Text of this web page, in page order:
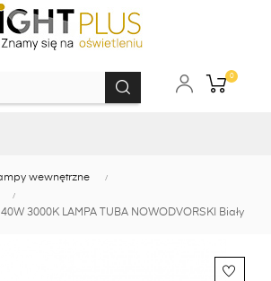
0
wewnętrzne
3000K LAMPA TUBA NOWODVORSKI Biały